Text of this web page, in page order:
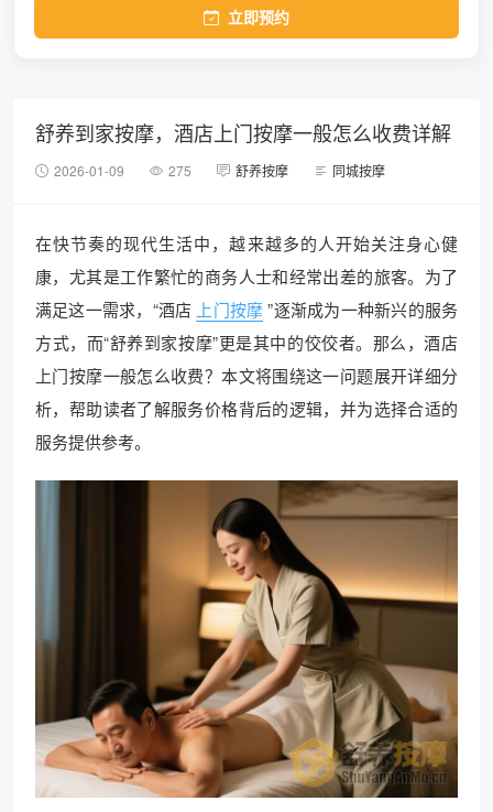
立即预约
舒养到家按摩，酒店上门按摩一般怎么收费详解
2026-01-09 275 舒养按摩 同城按摩
在快节奏的现代生活中，越来越多的人开始关注身心健
康，尤其是工作繁忙的商务人士和经常出差的旅客。为了
满足这一需求，“酒店 上门按摩 ”逐渐成为一种新兴的服务
方式，而“舒养到家按摩”更是其中的佼佼者。那么，酒店
上门按摩一般怎么收费？本文将围绕这一问题展开详细分
析，帮助读者了解服务价格背后的逻辑，并为选择合适的
服务提供参考。